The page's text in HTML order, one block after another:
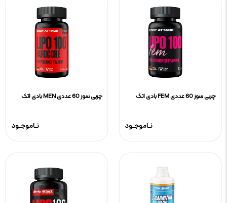
چربی سوز 60 عددی MEN بادی اتک
نـاموجـود
چربی سوز 60 عددی FEM بادی اتک
نـاموجـود